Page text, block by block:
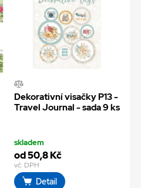
Dekorativní visačky P13 -
Travel Journal - sada 9 ks
skladem
od 50,8 Kč
vč. DPH
Detail